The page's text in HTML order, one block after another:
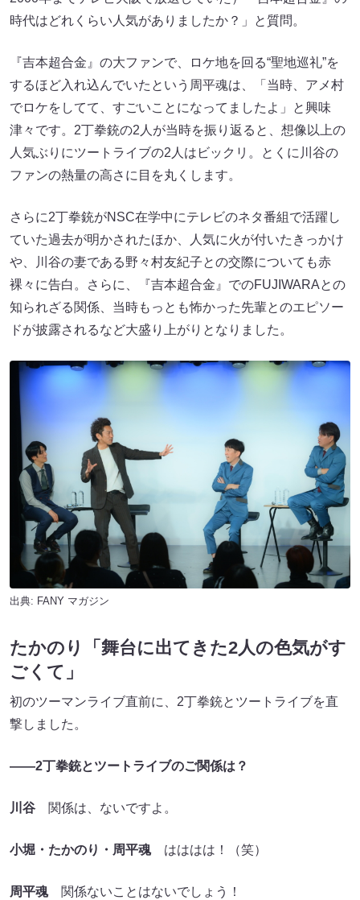
『吉本超合金』の大ファンで、ロケ地を回る“聖地巡礼”を
でロケをしてて、すごいことになってましたよ」と興味
津々です。2丁拳銃の2人が当時を振り返ると、想像以上の
人気ぶりにツートライブの2人はビックリ。とくに川谷の
ファンの熱量の高さに目を丸くします。
さらに2丁拳銃がNSC在学中にテレビのネタ番組で活躍し
や、川谷の妻である野々村友紀子との交際についても赤
裸々に告白。さらに、『吉本超合金』でのFUJIWARAとの
知られざる関係、当時もっとも怖かった先輩とのエピソー
ドが披露されるなど大盛り上がりとなりました。
出典:FANY マガジン
たかのり「舞台に出てきた2人の色気がす
初のツーマンライブ直前に、2丁拳銃とツートライブを直
撃しました。
――2丁拳銃とツートライブのご関係は？
関係は、ないですよ。
小堀・たかのり・周平魂 はははは！（笑）
周平魂 関係ないことはないでしょう！
たかのり ガッツリ絡んだことはないだけで、僕らからし